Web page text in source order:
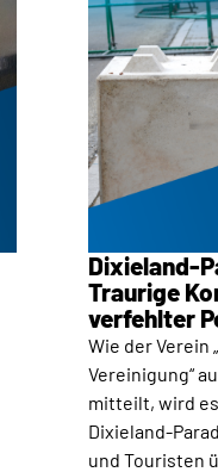
Dixieland-
Traurige
verfehlter
Wie der Verein
Vereinigung“
mitteilt, wird
Dixieland-
und Touristen